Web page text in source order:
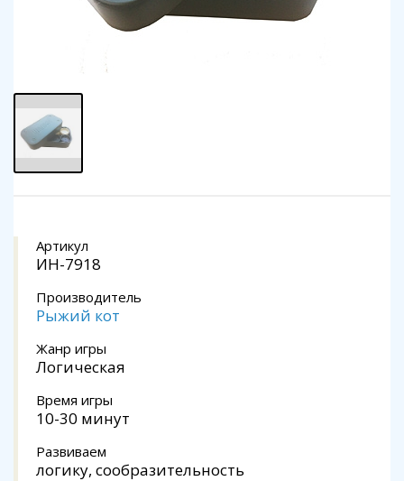
Артикул
ИН-7918
Производитель
Рыжий кот
Жанр игры
Логическая
Время игры
10-30 минут
Развиваем
логику, сообразительность